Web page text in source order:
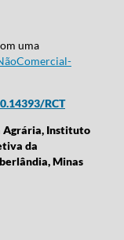
uma
RCT
Agrária, Instituto
da
Minas